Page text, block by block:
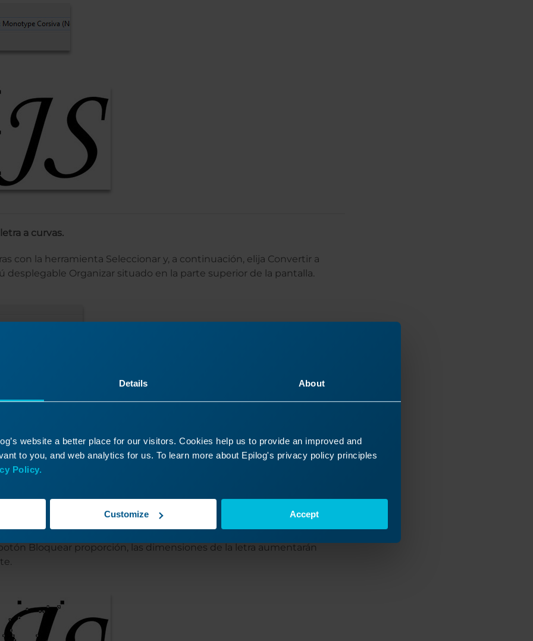
Details About
website a better place for our visitors. Cookies help us to provide an improved and
to you, and web analytics for us. To learn more about Epilog's privacy policy principles
Policy.
Customize Accept
a curvas.
con la herramienta Seleccionar y, a continuación, elija Convertir a
desplegable Organizar situado en la parte superior de la pantalla.
del objeto para la letra central.
del medio y, en los cuadros de propiedades Tamaño del objeto,
las dimensiones de altura y anchura.
Bloquear proporción, las dimensiones de la letra aumentarán